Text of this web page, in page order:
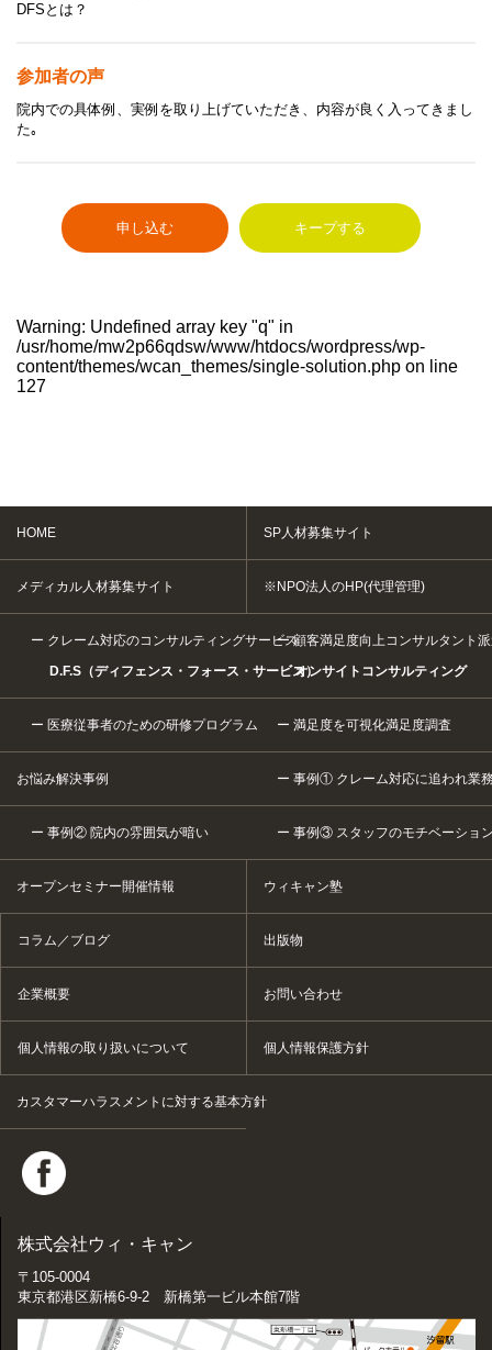
DFSとは？
参加者の声
院内での具体例、実例を取り上げていただき、内容が良く入ってきまし
た｡
申し込む キープする
Warning: Undefined array key "q" in
/usr/home/mw2p66qdsw/www/htdocs/wordpress/wp-
content/themes/wcan_themes/single-solution.php on line
127
HOME SP人材募集サイト
メディカル人材募集サイト ※NPO法人のHP(代理管理)
クレーム対応のコンサルティングサービス
D.F.S（ディフェンス・フォース・サービス）
顧客満足度向上コンサルタント
オンサイトコンサルティング
医療従事者のための研修プログラム 満足度を可視化満足度調査
お悩み解決事例 事例① クレーム対応に追われ業
事例② 院内の雰囲気が暗い 事例③ スタッフのモチベーショ
オープンセミナー開催情報 ウィキャン塾
コラム／ブログ 出版物
企業概要 お問い合わせ
個人情報の取り扱いについて 個人情報保護方針
カスタマーハラスメントに対する基本方針
株式会社ウィ・キャン
〒105-0004
東京都港区新橋6-9-2 新橋第一ビル本館7階